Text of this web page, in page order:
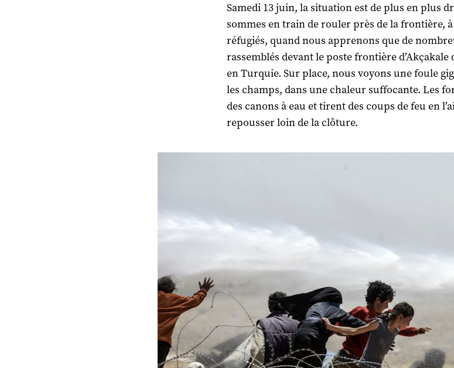
Samedi 13 juin, la situation est de plus en plus
sommes en train de rouler près de la frontière,
réfugiés, quand nous apprenons que de
rassemblés devant le poste frontière d’Akçakale
en Turquie. Sur place, nous voyons une foule
les champs, dans une chaleur suffocante. Les
des canons à eau et tirent des coups de feu en
repousser loin de la clôture.